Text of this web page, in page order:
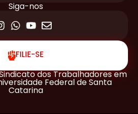
Siga-nos
FILIE-SE
Sindicato dos Trabalhadores em
Federal de Santa
Catarina